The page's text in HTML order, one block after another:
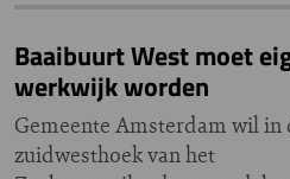
Baaibuurt West moet
werkwijk worden
Gemeente Amsterdam wil in
zuidwesthoek van het